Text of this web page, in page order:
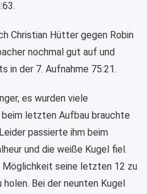
Christian Hütter gegen Robin
nochmal gut auf und
in der 7. Aufnahme 75:21.
es wurden viele
letzten Aufbau brauchte
passierte ihm beim
und die weiße Kugel fiel.
Möglichkeit seine letzten 12 zu
Bei der neunten Kugel